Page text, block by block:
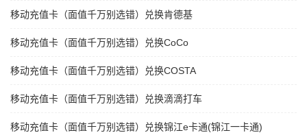
移动充值卡（面值千万别选错）兑换肯德基
移动充值卡（面值千万别选错）兑换CoCo
移动充值卡（面值千万别选错）兑换COSTA
移动充值卡（面值千万别选错）兑换滴滴打车
移动充值卡（面值千万别选错）兑换锦江e卡通(锦江一卡通)